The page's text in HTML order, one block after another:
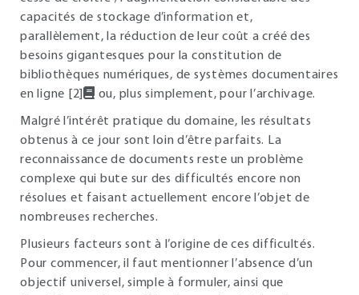
capacités de stockage d’information et,
parallèlement, la réduction de leur coût a créé des
besoins gigantesques pour la constitution de
bibliothèques numériques, de systèmes documentaires
en ligne [2]
ou, plus simplement, pour l’archivage.
Malgré l’intérêt pratique du domaine, les résultats
obtenus à ce jour sont loin d’être parfaits. La
reconnaissance de documents reste un problème
complexe qui bute sur des difficultés encore non
résolues et faisant actuellement encore l’objet de
nombreuses recherches.
Plusieurs facteurs sont à l’origine de ces difficultés.
Pour commencer, il faut mentionner l’absence d’un
objectif universel, simple à formuler, ainsi que